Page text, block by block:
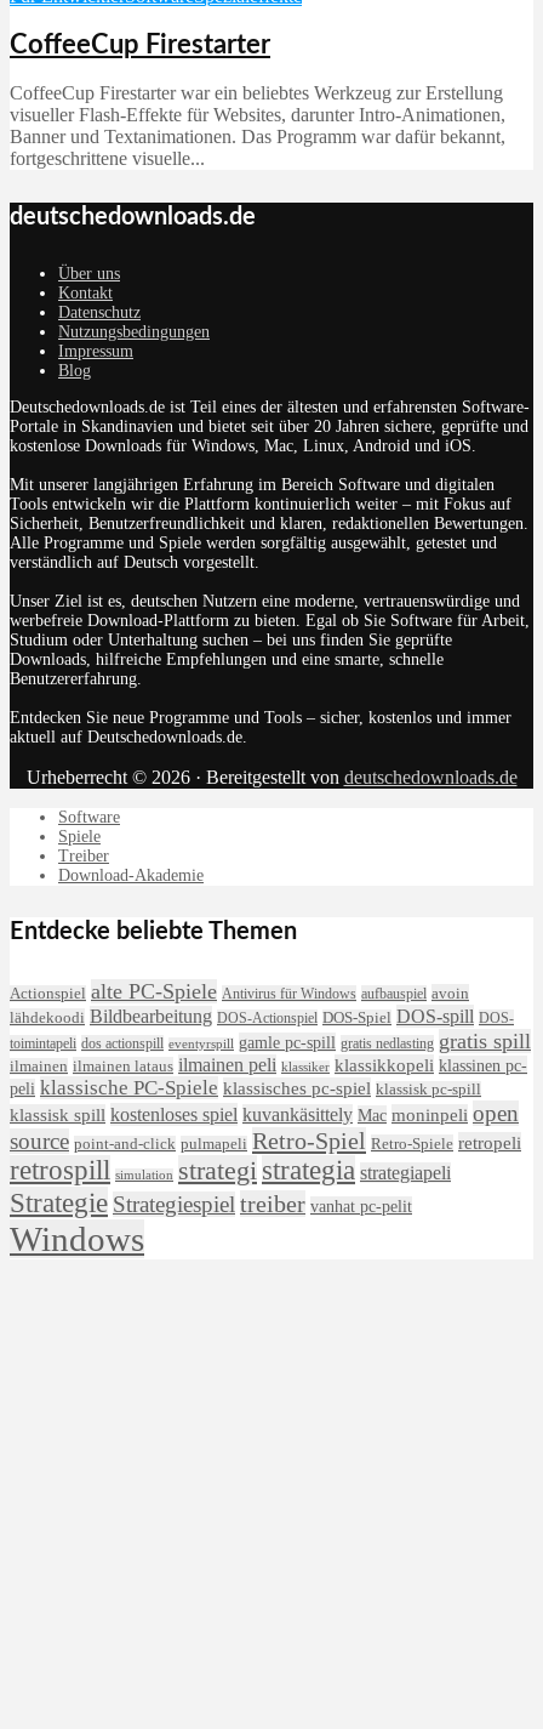
CoffeeCup Firestarter
CoffeeCup Firestarter war ein beliebtes Werkzeug zur Erstellung
visueller Flash-Effekte für Websites, darunter Intro-Animationen,
Banner und Textanimationen. Das Programm war dafür bekannt,
fortgeschrittene visuelle...
deutschedownloads.de
Über uns
Kontakt
Datenschutz
Nutzungsbedingungen
Impressum
Blog
Deutschedownloads.de ist Teil eines der ältesten und erfahrensten Software-
Portale in Skandinavien und bietet seit über 20 Jahren sichere, geprüfte und
kostenlose Downloads für Windows, Mac, Linux, Android und iOS.
Mit unserer langjährigen Erfahrung im Bereich Software und digitalen
Tools entwickeln wir die Plattform kontinuierlich weiter – mit Fokus auf
Sicherheit, Benutzerfreundlichkeit und klaren, redaktionellen Bewertungen.
Alle Programme und Spiele werden sorgfältig ausgewählt, getestet und
verständlich auf Deutsch vorgestellt.
Unser Ziel ist es, deutschen Nutzern eine moderne, vertrauenswürdige und
werbefreie Download-Plattform zu bieten. Egal ob Sie Software für Arbeit,
Studium oder Unterhaltung suchen – bei uns finden Sie geprüfte
Downloads, hilfreiche Empfehlungen und eine smarte, schnelle
Benutzererfahrung.
Entdecken Sie neue Programme und Tools – sicher, kostenlos und immer
aktuell auf Deutschedownloads.de.
Urheberrecht © 2026 · Bereitgestellt von deutschedownloads.de
Software
Spiele
Treiber
Download-Akademie
Entdecke beliebte Themen
Actionspiel alte PC-Spiele Antivirus für Windows aufbauspiel avoin
lähdekoodi Bildbearbeitung DOS-Actionspiel DOS-Spiel DOS-spill DOS-
toimintapeli dos actionspill eventyrspill gamle pc-spill gratis nedlasting gratis spill
ilmainen ilmainen lataus ilmainen peli klassiker klassikkopeli klassinen pc-
peli klassische PC-Spiele klassisches pc-spiel klassisk pc-spill
klassisk spill kostenloses spiel kuvankäsittely Mac moninpeli open
source point-and-click pulmapeli Retro-Spiel Retro-Spiele retropeli
retrospill simulation strategi strategia strategiapeli
Strategie Strategiespiel treiber vanhat pc-pelit
Windows